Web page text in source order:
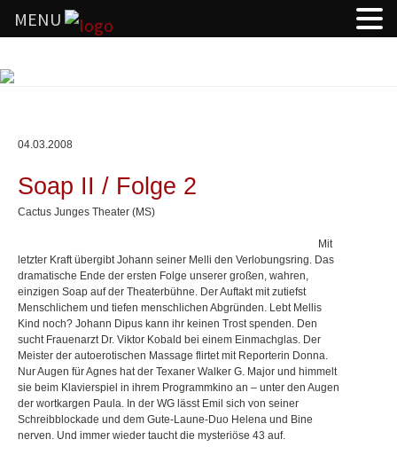
zum
04.03.2008
Soap II / Folge 2
Cactus Junges Theater (MS)
Mit
letzter Kraft übergibt Johann seiner Melli den Verlobungsring. Das
dramatische Ende der ersten Folge unserer großen, wahren,
einzigen Soap auf der Theaterbühne. Der Auftakt mit zutiefst
Menschlichem und tiefen menschlichen Abgründen. Lebt Mellis
Kind noch? Johann Dipus kann ihr keinen Trost spenden. Den
sucht Frauenarzt Dr. Viktor Kobald bei einem Einmachglas. Der
Meister der autoerotischen Massage flirtet mit Reporterin Donna.
Nur Augen für Agnes hat der Texaner Walker G. Major und himmelt
sie beim Klavierspiel in ihrem Programmkino an – unter den Augen
der wortkargen Paula. In der WG lässt Emil sich von seiner
Schreibblockade und dem Gute-Laune-Duo Helena und Bine
nerven. Und immer wieder taucht die mysteriöse 43 auf.
MENU